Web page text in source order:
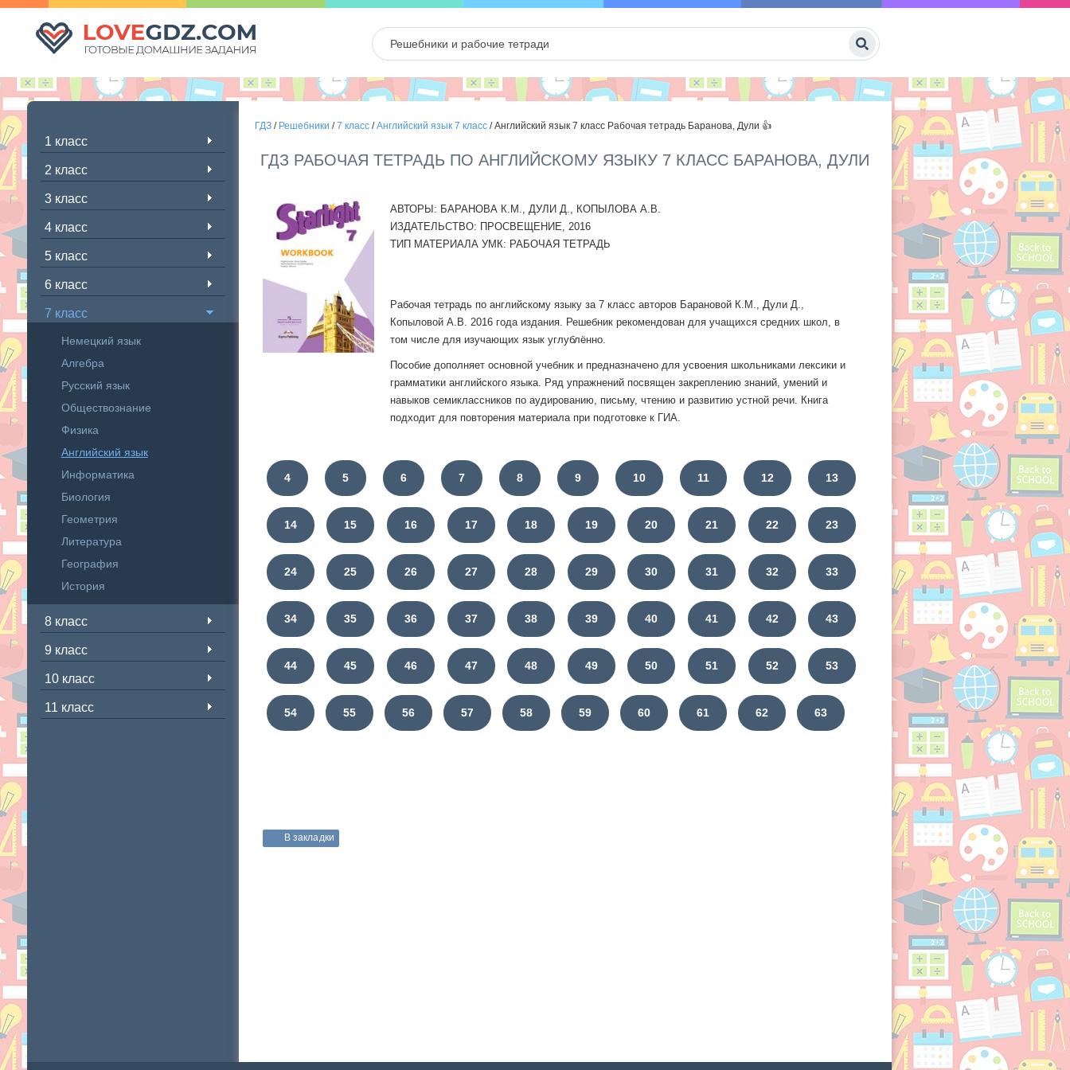
1 класс
2 класс
3 класс
4 класс
5 класс
6 класс
7 класс
Немецкий язык
Алгебра
Русский язык
Обществознание
Физика
Английский язык
Информатика
Биология
Геометрия
Литература
География
История
8 класс
9 класс
10 класс
11 класс
ГДЗ/ Решебники /7 класс/Английский язык 7 класс/Английский язык 7 класс Рабочая тетрадь Баранова, Дули 👍
ГДЗ РАБОЧАЯ ТЕТРАДЬ ПО АНГЛИЙСКОМУ ЯЗЫКУ 7 КЛАСС БАРАНОВА, ДУЛИ
АВТОРЫ: БАРАНОВА К.М., ДУЛИ Д., КОПЫЛОВА А.В.
ИЗДАТЕЛЬСТВО: ПРОСВЕЩЕНИЕ, 2016
ТИП МАТЕРИАЛА УМК: РАБОЧАЯ ТЕТРАДЬ
Рабочая тетрадь по английскому языку за 7 класс авторов Барановой К.М., Дули Д.,
Копыловой А.В. 2016 года издания. Решебник рекомендован для учащихся средних школ, в
том числе для изучающих язык углублённо.
Пособие дополняет основной учебник и предназначено для усвоения школьниками лексики и
грамматики английского языка. Ряд упражнений посвящен закреплению знаний, умений и
навыков семиклассников по аудированию, письму, чтению и развитию устной речи. Книга
подходит для повторения материала при подготовке к ГИА.
4 5 6 7 8 9 10 11 12 13
14 15 16 17 18 19 20 21 22 23
24 25 26 27 28 29 30 31 32 33
34 35 36 37 38 39 40 41 42 43
44 45 46 47 48 49 50 51 52 53
54 55 56 57 58 59 60 61 62 63
В закладки